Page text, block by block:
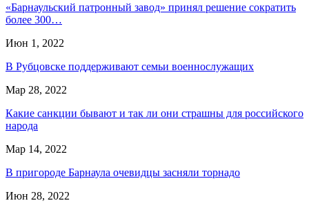
«Барнаульский патронный завод» принял решение сократить
более 300…
Июн 1, 2022
В Рубцовске поддерживают семьи военнослужащих
Мар 28, 2022
Какие санкции бывают и так ли они страшны для российского
народа
Мар 14, 2022
В пригороде Барнаула очевидцы засняли торнадо
Июн 28, 2022